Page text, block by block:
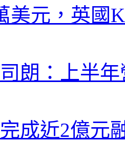
美元，英國
朗：上半
成近2億元